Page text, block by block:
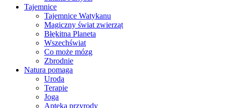
Tajemnice
Tajemnice Watykanu
Magiczny świat zwierząt
Błękitna Planeta
Wszechświat
Co może mózg
Zbrodnie
Natura pomaga
Uroda
Terapie
Joga
Apteka przyrody